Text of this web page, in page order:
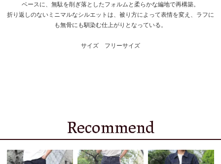
ベースに、無駄を削ぎ落としたフォルムと柔らかな編地で再構築。
折り返しのないミニマルなシルエットは、被り方によって表情を変え、ラフに
も無骨にも馴染む仕上がりとなっている。
サイズ フリーサイズ